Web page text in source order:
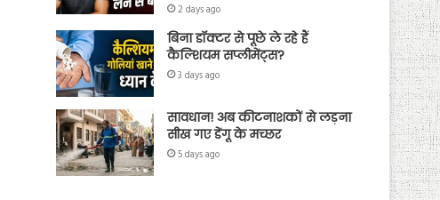
2 days ago
बिना डॉक्टर से पूछे ले रहे हैं
कैल्शियम सप्लीमेंट्स?
3 days ago
सावधान! अब कीटनाशकों से लड़ना
सीख गए डेंगू के मच्छर
5 days ago